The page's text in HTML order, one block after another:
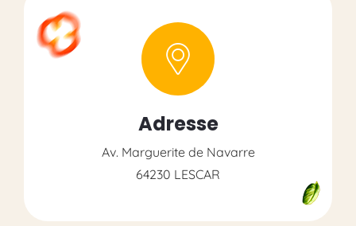
Adresse
Av. Marguerite de Navarre
64230 LESCAR